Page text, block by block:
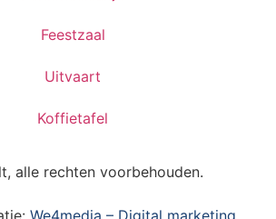
Feestzaal
Uitvaart
Koffietafel
alle rechten voorbehouden.
We4media – Digital marketing